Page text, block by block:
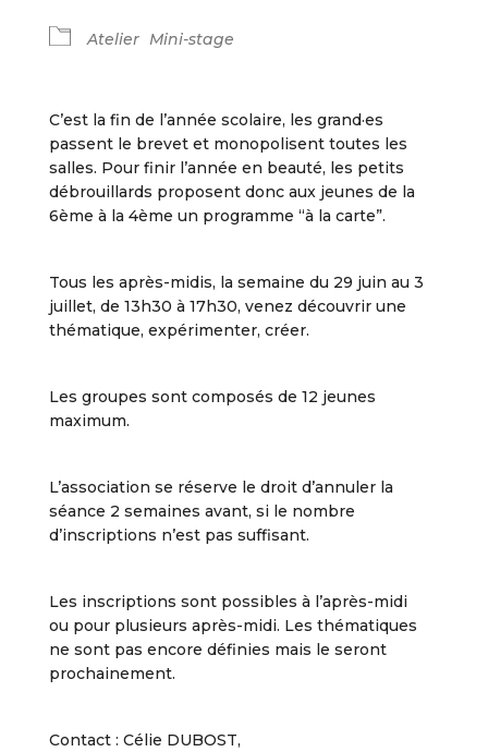
Atelier Mini-stage
C’est la fin de l’année scolaire, les grand·es
passent le brevet et monopolisent toutes les
salles. Pour finir l’année en beauté, les petits
débrouillards proposent donc aux jeunes de la
6ème à la 4ème un programme “à la carte”.
Tous les après-midis, la semaine du 29 juin au 3
juillet, de 13h30 à 17h30, venez découvrir une
thématique, expérimenter, créer.
Les groupes sont composés de 12 jeunes
maximum.
L’association se réserve le droit d’annuler la
séance 2 semaines avant, si le nombre
d’inscriptions n’est pas suffisant.
Les inscriptions sont possibles à l’après-midi
ou pour plusieurs après-midi. Les thématiques
ne sont pas encore définies mais le seront
prochainement.
Contact : Célie DUBOST,